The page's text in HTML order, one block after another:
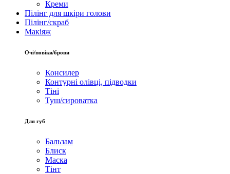
Креми
Пілінг для шкіри голови
Пілінг/скраб
Макіяж
Очі/повіки/брови
Консилер
Контурні олівці, підводки
Тіні
Туш/сироватка
Для губ
Бальзам
Блиск
Маска
Тінт